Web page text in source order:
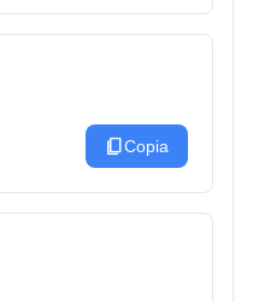
content_copyCopia